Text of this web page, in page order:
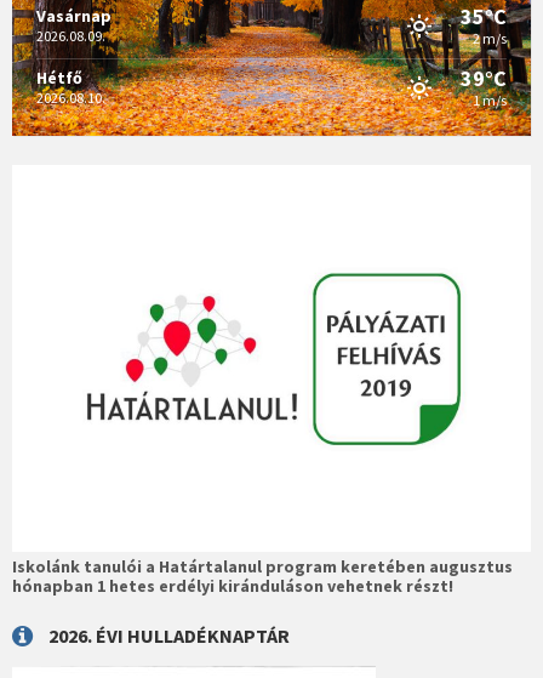
Vasárnap
2026.08.09.
35°C
2 m/s
Hétfő
2026.08.10.
39°C
1 m/s
Iskolánk tanulói a Határtalanul program keretében augusztus
hónapban 1 hetes erdélyi kiránduláson vehetnek részt!
2026. ÉVI HULLADÉKNAPTÁR